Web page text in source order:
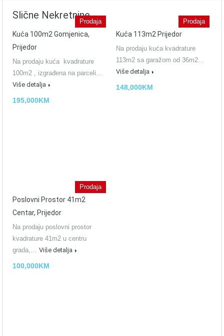
Slične Nekretnine
Prodaja
Kuća 100m2 Gomjenica,
Prijedor
Na prodaju kuća kvadrature
100m2 , izgrađena na parceli…
Više detalja
195,000KM
Prodaja
Kuća 113m2 Prijedor
Na prodaju kuća kvadrature
113m2 sa garažom od 36m2…
Više detalja
148,000KM
Prodaja
Poslovni Prostor 41m2
Centar, Prijedor
Na prodaju poslovni prostor
kvadrature 41m2 u centru
grada,… Više detalja
100,000KM